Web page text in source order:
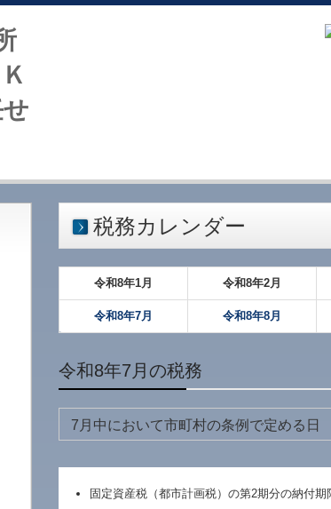
税務カレンダー
令和8年1月 令和8年2月
令和8年7月 令和8年8月
令和8年7月の税務
7月中において市町村の条例で定める日
固定資産税（都市計画税）の第2期分の納付期